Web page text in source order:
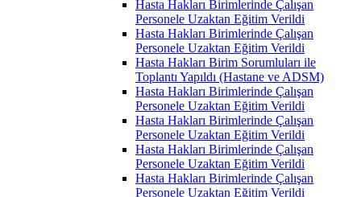
Hasta Hakları Birimlerinde Çalışan
Personele Uzaktan Eğitim Verildi
Hasta Hakları Birimlerinde Çalışan
Personele Uzaktan Eğitim Verildi
Hasta Hakları Birim Sorumluları ile
Toplantı Yapıldı (Hastane ve ADSM)
Hasta Hakları Birimlerinde Çalışan
Personele Uzaktan Eğitim Verildi
Hasta Hakları Birimlerinde Çalışan
Personele Uzaktan Eğitim Verildi
Hasta Hakları Birimlerinde Çalışan
Personele Uzaktan Eğitim Verildi
Hasta Hakları Birimlerinde Çalışan
Personele Uzaktan Eğitim Verildi